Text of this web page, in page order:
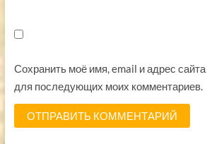
Сохранить моё имя, email и адрес
для последующих моих комментариев.